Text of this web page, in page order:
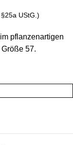
UStG.)
pflanzenartigen
57.